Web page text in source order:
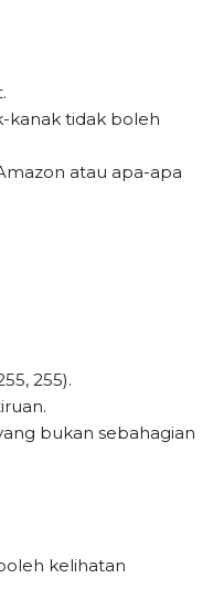
kanak tidak boleh
atau apa-apa
255).
bukan sebahagian
kelihatan